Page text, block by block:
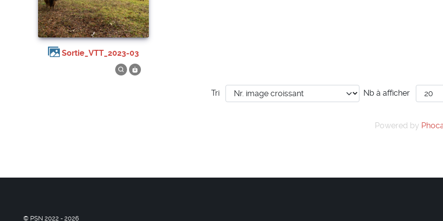
Sortie_VTT_2023-03
Tri Nb à afficher
Powered by
© PSN 2022 - 2026